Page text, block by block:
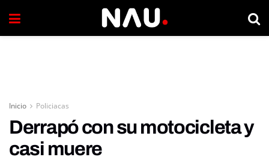
Inicio Policiacas
Derrapó con su motocicleta y
casi muere